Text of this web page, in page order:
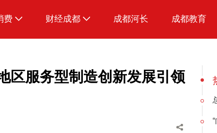
费 财经成都 成都河长 成都教育
区服务型制造创新发展引领